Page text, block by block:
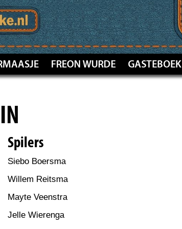
FREON WURDE GASTEBOEK
Spilers
Siebo Boersma
Willem Reitsma
Mayte Veenstra
Jelle Wierenga